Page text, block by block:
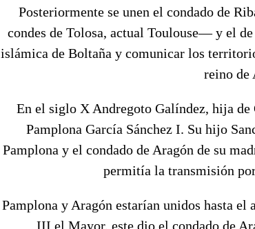
Posteriormente se unen el condado de
condes de Tolosa, actual Toulouse— y el
islámica de Boltaña y comunicar los
reino de
En el siglo X Andregoto Galíndez, hija
Pamplona García Sánchez I. Su hijo
Pamplona y el condado de Aragón de su
permitía la transmisión
Pamplona y Aragón estarían unidos hasta el
III el Mayor, este dio el condado de